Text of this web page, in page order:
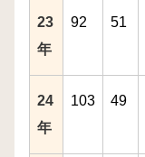
23
年
92 51
24
年
103 49